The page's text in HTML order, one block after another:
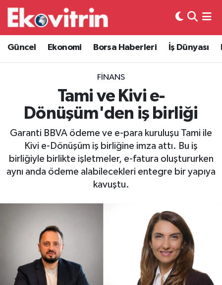
Güncel Ekonomi Borsa Haberleri İş Dünyası
FINANS
Tami ve Kivi e-
Dönüşüm'den iş birliği
Garanti BBVA ödeme ve e-para kuruluşu Tami ile
Kivi e-Dönüşüm iş birliğine imza attı. Bu iş
birliğiyle birlikte işletmeler, e-fatura oluştururken
aynı anda ödeme alabilecekleri entegre bir yapıya
kavuştu.
Güncel
Ekonomi
Borsa Haberleri
İş Dünyası
Lojistik
Otovitrin
Gayrimenkul
Spor
Hava Durumu
Trafik Durumu
Süper Lig Puan Durumu ve Fikstür
Tüm Manşetler
Son Dakika Haberleri
Haber Arşivi